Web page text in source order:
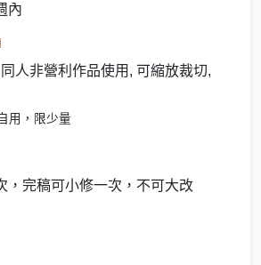
內
人非營利作品使用, 可縮放裁切,
用，限少量
，完稿可小修一次，不可大改